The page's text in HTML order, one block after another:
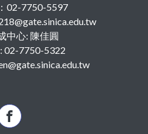
02-7750-5597
中心: 陳佳圓
02-7750-5322